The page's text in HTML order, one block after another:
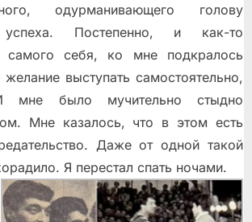
одурманивающего голову
успеха. Постепенно, и как-то
самого себя, ко мне подкралось
выступать самостоятельно,
мне было мучительно стыдно
Мне казалось, что в этом есть
Даже от одной такой
Я перестал спать ночами.